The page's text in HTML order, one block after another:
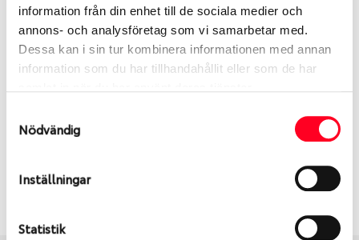
information från din enhet till de sociala medier och
annons- och analysföretag som vi samarbetar med.
Dessa kan i sin tur kombinera informationen med annan
information som du har tillhandahållit eller som de har
Nödvändig
Inställningar
Statistik
Ange registreringsnummer för att se om det däck
du valt passar din bilmodell. Om du köper däck som
skall sättas på dina befintliga fälgar, se till att kolla
en extra gång så att däck och fälg har samma
bilen hade ut från fabrik.
S Sök